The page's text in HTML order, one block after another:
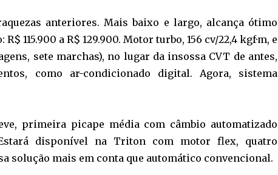
anteriores. Mais baixo e largo, alcança ótimo
115.900 a R$ 129.900. Motor turbo, 156 cv/22,4 kgf·m, e
sete marchas), no lugar da insossa CVT de antes,
como ar-condicionado digital. Agora, sistema
primeira picape média com câmbio automatizado
disponível na Triton com motor flex, quatro
solução mais em conta que automático convencional.